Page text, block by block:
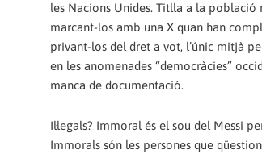
les Nacions Unides. Titlla a la població
marcant-los amb una X quan han
privant-los del dret a vot, l’únic mitjà
en les anomenades “democràcies”
manca de documentació.
Il·legals? Immoral és el sou del Messi
Immorals són les persones que